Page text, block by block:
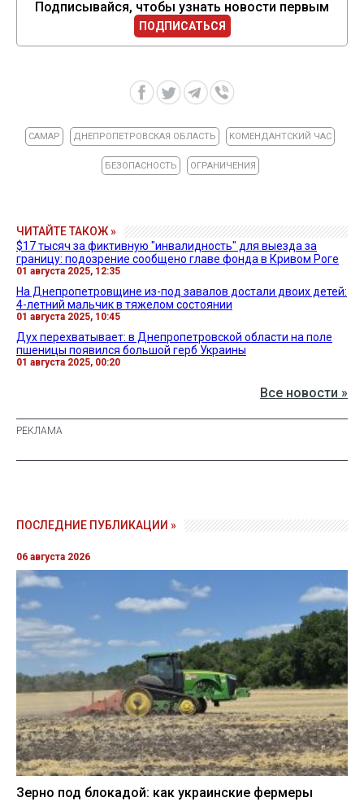
Подписывайся, чтобы узнать новости первым
ПОДПИСАТЬСЯ
САМАР ДНЕПРОПЕТРОВСКАЯ ОБЛАСТЬ КОМЕНДАНТСКИЙ ЧАС
БЕЗОПАСНОСТЬ ОГРАНИЧЕНИЯ
ЧИТАЙТЕ ТАКОЖ »
$17 тысяч за фиктивную "инвалидность" для выезда за
границу: подозрение сообщено главе фонда в Кривом Роге
01 августа 2025, 12:35
На Днепропетровщине из-под завалов достали двоих детей:
4-летний мальчик в тяжелом состоянии
01 августа 2025, 10:45
Дух перехватывает: в Днепропетровской области на поле
пшеницы появился большой герб Украины
01 августа 2025, 00:20
Все новости »
ПОСЛЕДНИЕ ПУБЛИКАЦИИ »
06 августа 2026
Зерно под блокадой: как украинские фермеры